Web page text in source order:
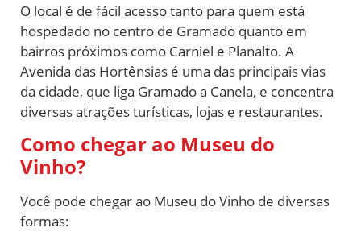
O local é de fácil acesso tanto para quem está
hospedado no centro de Gramado quanto em
bairros próximos como Carniel e Planalto. A
Avenida das Hortênsias é uma das principais vias
da cidade, que liga Gramado a Canela, e concentra
diversas atrações turísticas, lojas e restaurantes.
Como chegar ao Museu do
Vinho?
Você pode chegar ao Museu do Vinho de diversas
formas: